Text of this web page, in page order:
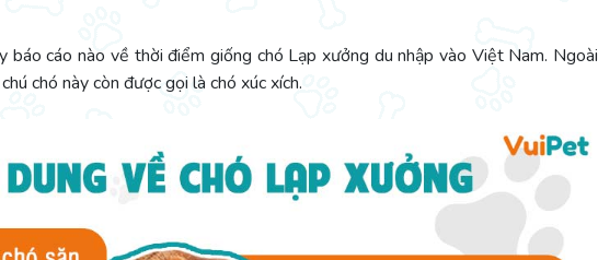
báo cáo nào về thời điểm giống chó Lạp xưởng du nhập vào Việt Nam. Ngoài
chó này còn được gọi là chó xúc xích.